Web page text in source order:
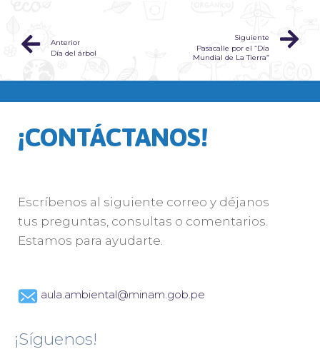
Anterior
Día del árbol
Siguiente
Pasacalle por el “Día
Mundial de La Tierra”
¡CONTÁCTANOS!
Escríbenos al siguiente correo y déjanos
tus preguntas, consultas o comentarios.
Estamos para ayudarte.
aula.ambiental@minam.gob.pe
¡Síguenos!